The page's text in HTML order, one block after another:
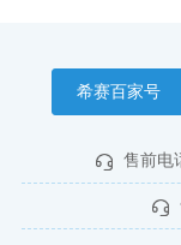
希赛百家号
售前电